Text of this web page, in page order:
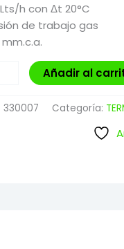
Lts/h con Δt 20°C
de trabajo gas
Añadir al
330007 Categoría: